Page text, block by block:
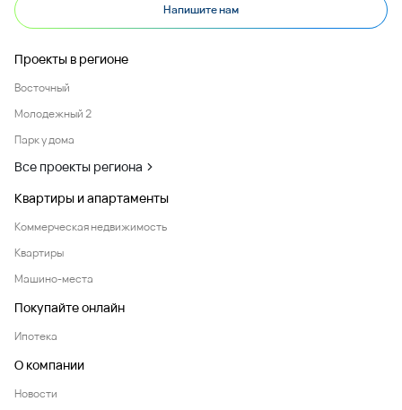
Напишите нам
Проекты в регионе
Восточный
Молодежный 2
Парк у дома
Все проекты региона
Квартиры и апартаменты
Коммерческая недвижимость
Квартиры
Машино-места
Покупайте онлайн
Ипотека
О компании
Новости